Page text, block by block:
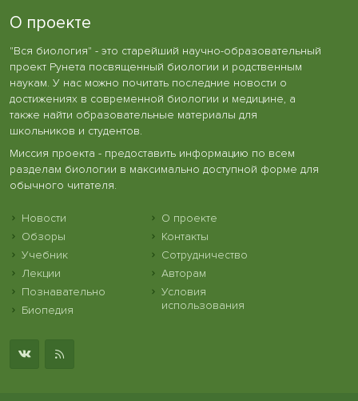
О проекте
"Вся биология" - это старейший научно-образовательный
проект Рунета посвященный биологии и родственным
наукам. У нас можно почитать последние новости о
достижениях в современной биологии и медицине, а
также найти образовательные материалы для
школьников и студентов.
Миссия проекта - предоставить информацию по всем
разделам биологии в максимально доступной форме для
обычного читателя.
Новости
Обзоры
Учебник
Лекции
Познавательно
Биопедия
О проекте
Контакты
Сотрудничество
Авторам
Условия
использования